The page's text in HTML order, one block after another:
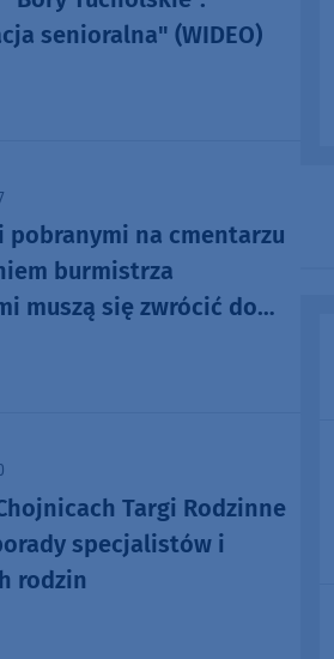
senioralna" (WIDEO)
pobranymi na cmentarzu
burmistrza
muszą się zwrócić do
Targi Rodzinne
specjalistów i
rodzin